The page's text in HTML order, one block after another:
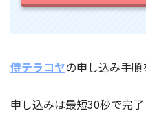
侍テラコヤの申し込み手
申し込みは最短30秒で完了